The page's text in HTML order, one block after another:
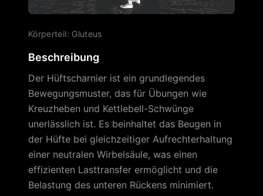
Körperteil: Gluteus
Beschreibung
Der Hüftscharnier ist ein grundlegendes
Bewegungsmuster, das für Übungen wie
Kreuzheben und Kettlebell-Schwünge
unerlässlich ist. Es beinhaltet das Beugen in
der Hüfte bei gleichzeitiger Aufrechterhaltung
einer neutralen Wirbelsäule, was einen
effizienten Lasttransfer ermöglicht und die
Belastung des unteren Rückens minimiert.